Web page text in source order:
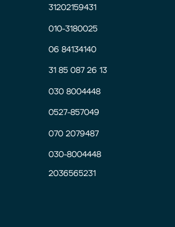
31202159431
010-3180025
06 84134140
31 85 087 26 13
030 8004448
0527-857049
070 2079487
030-8004448
2036565231